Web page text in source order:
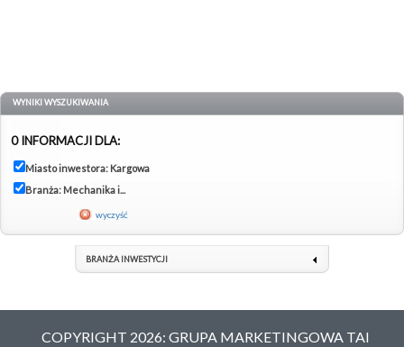
WYNIKI WYSZUKIWANIA
0 INFORMACJI DLA:
Miasto inwestora: Kargowa
Branża: Mechanika i...
wyczyść
BRANŻA INWESTYCJI
COPYRIGHT 2026: GRUPA MARKETINGOWA TAI